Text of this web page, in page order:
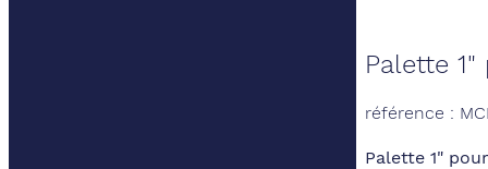
Palette
référence :
Palette 1"